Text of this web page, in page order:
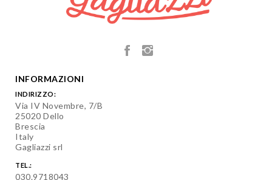
INFORMAZIONI
INDIRIZZO:
Via IV Novembre, 7/B
25020 Dello
Brescia
Italy
Gagliazzi srl
TEL.:
030.9718043